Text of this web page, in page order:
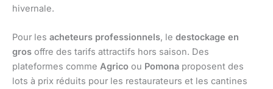
hivernale.
Pour les acheteurs professionnels, le destockage en
gros offre des tarifs attractifs hors saison. Des
plateformes comme Agrico ou Pomona proposent des
lots à prix réduits pour les restaurateurs et les cantines